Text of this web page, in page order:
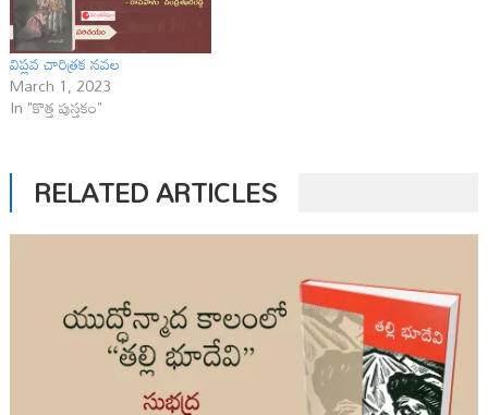
విప్లవ చారిత్రక నవల
March 1, 2023
In "కొత్త పుస్తకం"
RELATED ARTICLES